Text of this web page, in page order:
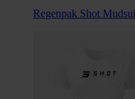
Regenpak Shot